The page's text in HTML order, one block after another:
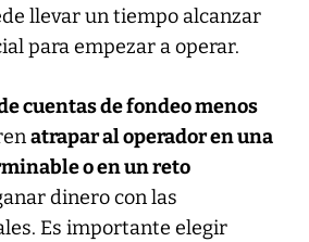
llevar un tiempo alcanzar
para empezar a operar.
cuentas de fondeo menos
atrapar al operador en una
o en un reto
dinero con las
Es importante elegir